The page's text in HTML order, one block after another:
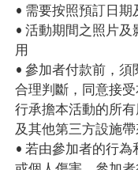
• 需要按照預訂日
• 活動期間之照片
用
• 參加者付款前，
合理判斷，同意接
行承擔本活動的所
及其他第三方設施
• 若由參加者的行